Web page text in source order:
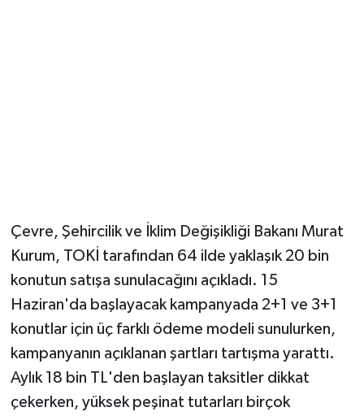
Çevre, Şehircilik ve İklim Değişikliği Bakanı Murat
Kurum, TOKİ tarafından 64 ilde yaklaşık 20 bin
konutun satışa sunulacağını açıkladı. 15
Haziran'da başlayacak kampanyada 2+1 ve 3+1
konutlar için üç farklı ödeme modeli sunulurken,
kampanyanın açıklanan şartları tartışma yarattı.
Aylık 18 bin TL'den başlayan taksitler dikkat
çekerken, yüksek peşinat tutarları birçok